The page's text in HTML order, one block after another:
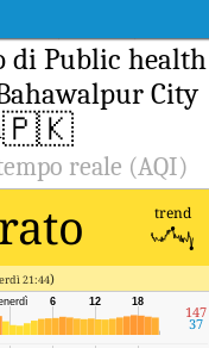
di Public health
City
🇵🇰
reale (AQI)
trend
21:44)
18
12
6
147
37